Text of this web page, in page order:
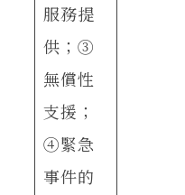
服務提
供；③
無償性
支援；
④緊急
事件的